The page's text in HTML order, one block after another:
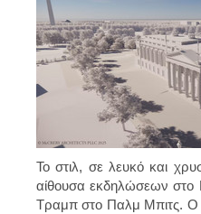
Το στιλ, σε λευκό και
αίθουσα εκδηλώσεων
Τραμπ στο Παλμ Μπιτς. Ο